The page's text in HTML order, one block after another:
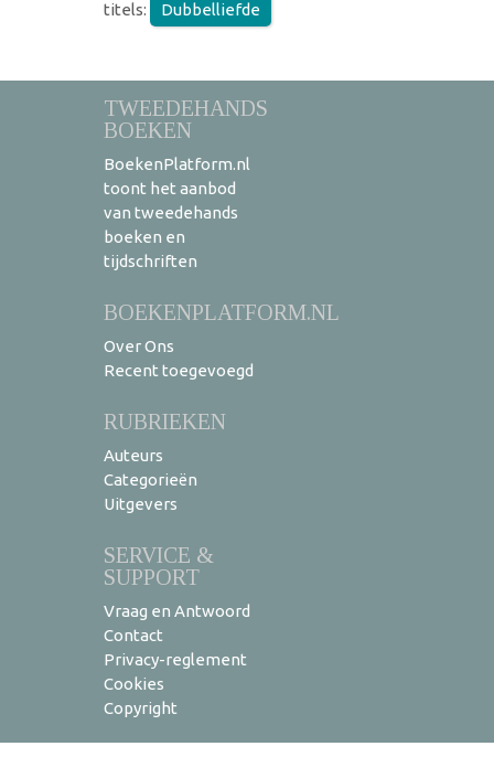
titels:
Dubbelliefde
TWEEDEHANDS
BOEKEN
BoekenPlatform.nl
toont het aanbod
van tweedehands
boeken en
tijdschriften
BOEKENPLATFORM.NL
Over Ons
Recent toegevoegd
RUBRIEKEN
Auteurs
Categorieën
Uitgevers
SERVICE &
SUPPORT
Vraag en Antwoord
Contact
Privacy-reglement
Cookies
Copyright